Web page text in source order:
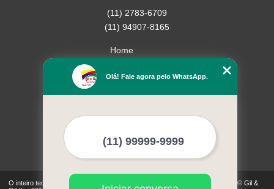
(11) 2783-6709
(11) 94907-8165
Home
Missão
O inteiro teor deste site está sujeito à proteção de direitos autorais. Copyright© Gil &
Olá! Fale agora pelo WhatsApp.